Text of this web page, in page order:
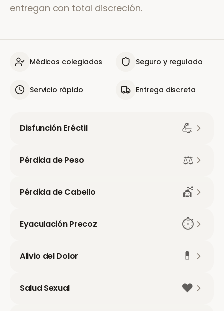
entregan con total discreción.
Médicos colegiados Seguro y regulado
Servicio rápido Entrega discreta
Disfunción Eréctil 💪
Pérdida de Peso ⚖️
Pérdida de Cabello 💇
Eyaculación Precoz ⏱️
Alivio del Dolor 💊
Salud Sexual ❤️